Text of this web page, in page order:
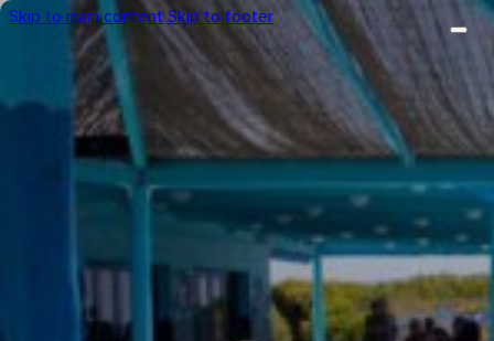
Skip to main content Skip to footer